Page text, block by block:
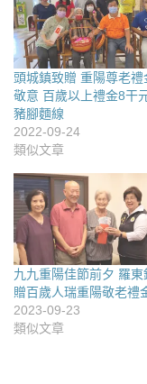
頭城鎮致贈 重陽尊老禮
敬意 百歲以上禮金8干
豬腳麵線
2022-09-24
類似文章
九九重陽佳節前夕 羅東
贈百歲人瑞重陽敬老禮
2023-09-23
類似文章